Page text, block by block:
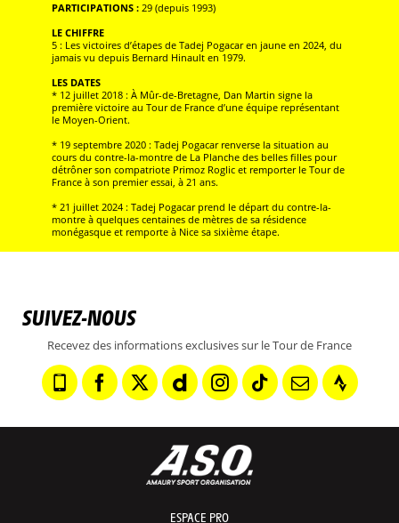
PARTICIPATIONS : 29 (depuis 1993)
LE CHIFFRE
5 : Les victoires d’étapes de Tadej Pogacar en jaune en 2024, du
jamais vu depuis Bernard Hinault en 1979.
LES DATES
* 12 juillet 2018 : À Mûr-de-Bretagne, Dan Martin signe la
première victoire au Tour de France d’une équipe représentant
le Moyen-Orient.
* 19 septembre 2020 : Tadej Pogacar renverse la situation au
cours du contre-la-montre de La Planche des belles filles pour
détrôner son compatriote Primoz Roglic et remporter le Tour de
France à son premier essai, à 21 ans.
* 21 juillet 2024 : Tadej Pogacar prend le départ du contre-la-
montre à quelques centaines de mètres de sa résidence
monégasque et remporte à Nice sa sixième étape.
SUIVEZ-NOUS
Recevez des informations exclusives sur le Tour de France
ESPACE PRO